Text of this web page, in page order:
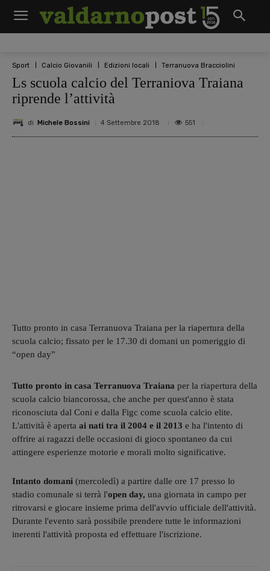
Sport Calcio Giovanili Edizioni locali Terranuova Bracciolini
Ls scuola calcio del Terraniova Traiana
riprende l’attività
di Michele Bossini 4 Settembre 2018 551
Tutto pronto in casa Terranuova Traiana per la riapertura della
scuola calcio; fissato per le 17.30 di domani un pomeriggio di
“open day”
Tutto pronto in casa Terranuova Traiana per la riapertura della
scuola calcio biancorossa, che anche per quest'anno è stata
riconosciuta dal Coni e dalla Figc come scuola calcio elite.
L'attività è aperta ai nati tra il 2004 e il 2013 e ha l'intento di
offrire ai ragazzi delle occasioni di gioco spontaneo da cui
attingere esperienze motorie e morali molto significative.
Intanto domani (mercoledì) a partire dalle ore 17 presso lo
stadio comunale si terrà l'open day, una giornata in campo per
ritrovarsi e giocare insieme prima dell'avvio ufficiale dell'attività.
Durante l'evento sarà possibile prendere tutte le informazioni
inerenti l'attività proposta ed effettuare l'iscrizione.